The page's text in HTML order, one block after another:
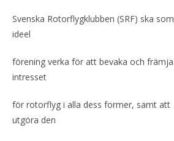
Svenska Rotorflygklubben (SRF) ska som
ideel
förening verka för att bevaka och främja
intresset
för rotorflyg i alla dess former, samt att
utgöra den